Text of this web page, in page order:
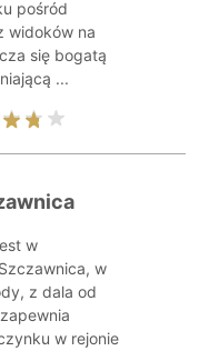
pośród
widoków na
się bogatą
...
w
w
z dala od
w rejonie